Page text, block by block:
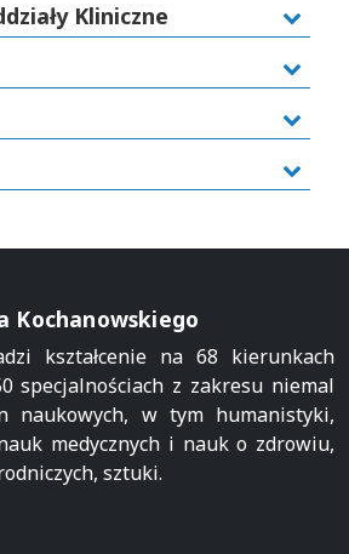
Kliniczne
Kochanowskiego
kształcenie na 68 kierunkach
specjalnościach z zakresu niemal
naukowych, w tym humanistyki,
medycznych i nauk o zdrowiu,
sztuki.